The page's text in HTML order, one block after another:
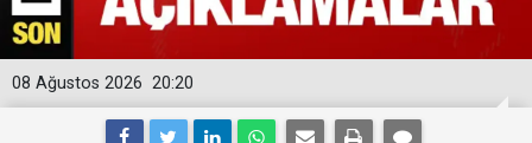
20:20
08 Ağustos 2026